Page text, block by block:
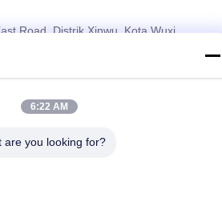
Road, Distrik Xinwu, Kota Wuxi,
Technology CO,.LTD . Seluruh hak
6:22 AM
are you looking for?